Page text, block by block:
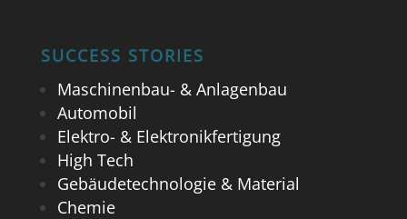
SUCCESS STORIES
Maschinenbau- & Anlagenbau
Automobil
Elektro- & Elektronikfertigung
High Tech
Gebäudetechnologie & Material
Chemie